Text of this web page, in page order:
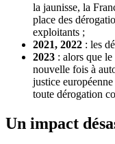
la jaunisse, la
place des
exploitants ;
2021, 2022 : les
2023 : alors que
nouvelle fois à
justice
toute dérogation
Un impact